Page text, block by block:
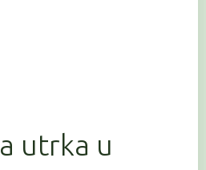
utrka u